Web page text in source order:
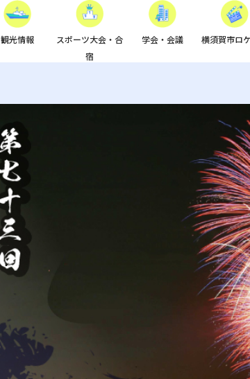
観光情報
スポーツ大会・合
宿
学会・会議 横須賀市ロ